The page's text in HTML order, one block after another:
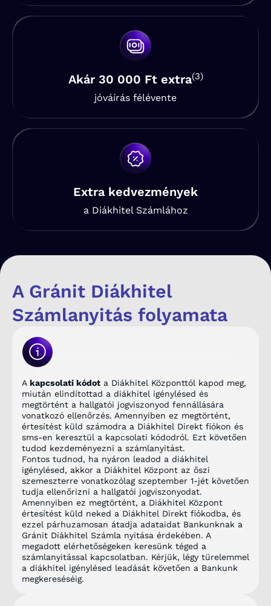
Akár 30 000 Ft extra(3)
jóváírás félévente
Extra kedvezmények
a Diákhitel Számlához
A Gránit Diákhitel
Számlanyitás folyamata
A kapcsolati kódot a Diákhitel Központtól kapod meg,
miután elindítottad a diákhitel igénylésed és
megtörtént a hallgatói jogviszonyod fennállására
vonatkozó ellenőrzés. Amennyiben ez megtörtént,
értesítést küld számodra a Diákhitel Direkt fiókon és
sms-en keresztül a kapcsolati kódodról. Ezt követően
tudod kezdeményezni a számlanyitást.
Fontos tudnod, ha nyáron leadod a diákhitel
igénylésed, akkor a Diákhitel Központ az őszi
szemeszterre vonatkozólag szeptember 1-jét követően
tudja ellenőrizni a hallgatói jogviszonyodat.
Amennyiben ez megtörtént, a Diákhitel Központ
értesítést küld neked a Diákhitel Direkt fiókodba, és
ezzel párhuzamosan átadja adataidat Bankunknak a
Gránit Diákhitel Számla nyitása érdekében. A
megadott elérhetőségeken keresünk téged a
számlanyitással kapcsolatban. Kérjük, légy türelemmel
a diákhitel igénylésed leadását követően a Bankunk
megkereséséig.